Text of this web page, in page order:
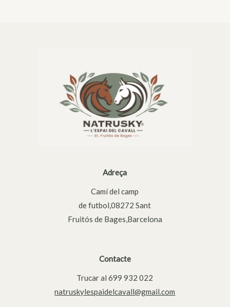
Adreça
Camí del camp
de futbol,08272 Sant
Fruitós de Bages,Barcelona
Contacte
Trucar al 699 932 022
natruskylespaidelcavall@gmail.com